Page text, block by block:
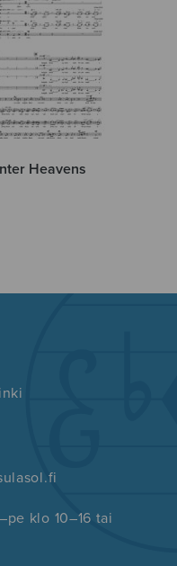
Heavens
klo 10–16 tai